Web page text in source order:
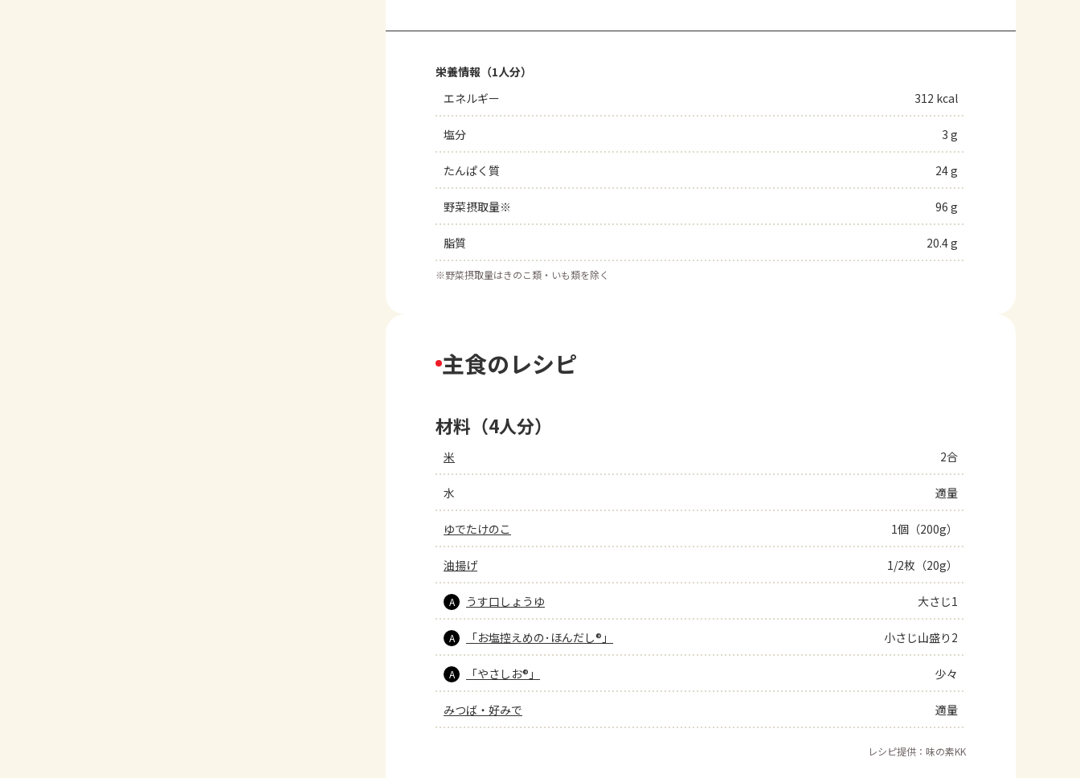
栄養情報（1人分）
エネルギー
312 kcal
塩分 3 g
たんぱく質 24 g
野菜摂取量※ 96 g
脂質 20.4 g
※野菜摂取量はきのこ類・いも類を除く
主食のレシピ
材料（4人分）
米 2合
水 適量
ゆでたけのこ 1個（200g）
油揚げ 1/2枚（20g）
A うす口しょうゆ 大さじ1
A 「お塩控えめの･ほんだし®」 小さじ山盛り2
A 「やさしお®」 少々
みつば・好みで 適量
レシピ提供：味の素KK